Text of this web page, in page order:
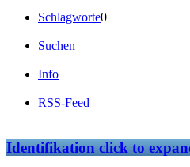
Schlagworte0
Suchen
Info
RSS-Feed
Identifikationclick to